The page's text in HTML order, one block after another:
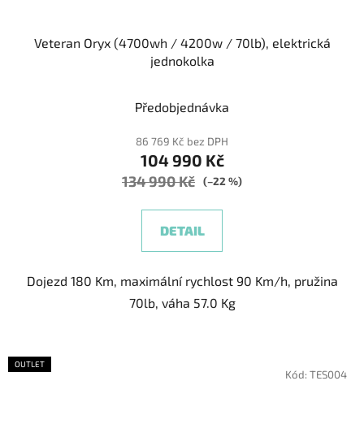
Veteran Oryx (4700wh / 4200w / 70lb), elektrická
jednokolka
Předobjednávka
86 769 Kč bez DPH
104 990 Kč
134 990 Kč (–22 %)
DETAIL
Dojezd 180 Km, maximální rychlost 90 Km/h, pružina
70lb, váha 57.0 Kg
OUTLET
Kód: TES004